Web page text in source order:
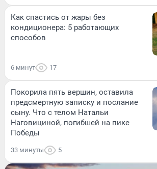
Как спастись от жары без
кондиционера: 5 работающих
способов
6 минут 17
Покорила пять вершин, оставила
предсмертную записку и послание
сыну. Что с телом Натальи
Наговициной, погибшей на пике
Победы
33 минуты 5